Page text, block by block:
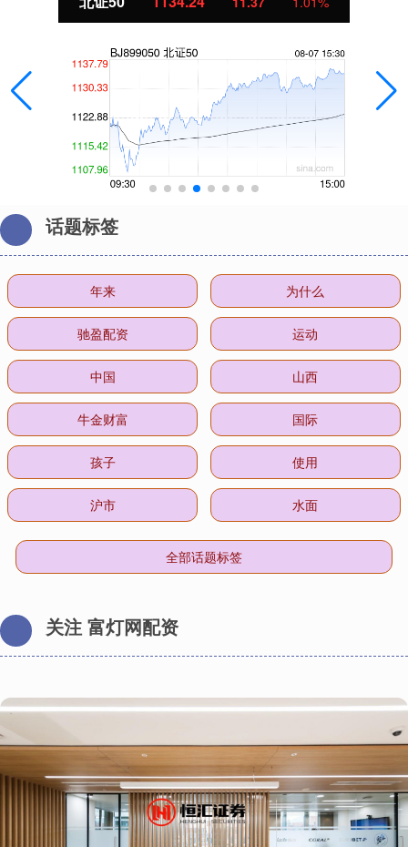
话题标签
年来 为什么
驰盈配资 运动
中国 山西
牛金财富 国际
孩子 使用
沪市 水面
全部话题标签
关注 富灯网配资